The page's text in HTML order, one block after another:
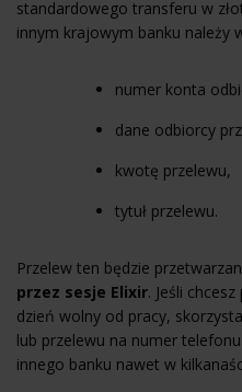
standardowego transferu w
innym krajowym banku należy
numer konta
dane odbiorcy
kwotę przelewu,
tytuł przelewu.
Przelew ten będzie
przez sesje Elixir. Jeśli
dzień wolny od pracy,
lub przelewu na numer
innego banku nawet w